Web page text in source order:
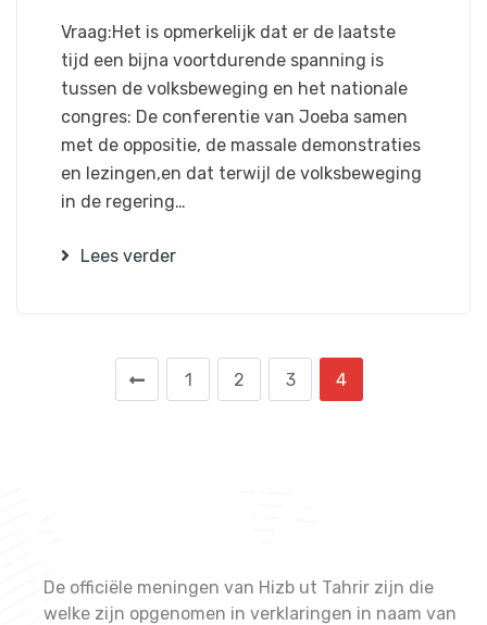
Vraag:Het is opmerkelijk dat er de laatste
tijd een bijna voortdurende spanning is
tussen de volksbeweging en het nationale
congres: De conferentie van Joeba samen
met de oppositie, de massale demonstraties
en lezingen,en dat terwijl de volksbeweging
in de regering…
Lees verder
1 2 3 4
De officiële meningen van Hizb ut Tahrir zijn die
welke zijn opgenomen in verklaringen in naam van